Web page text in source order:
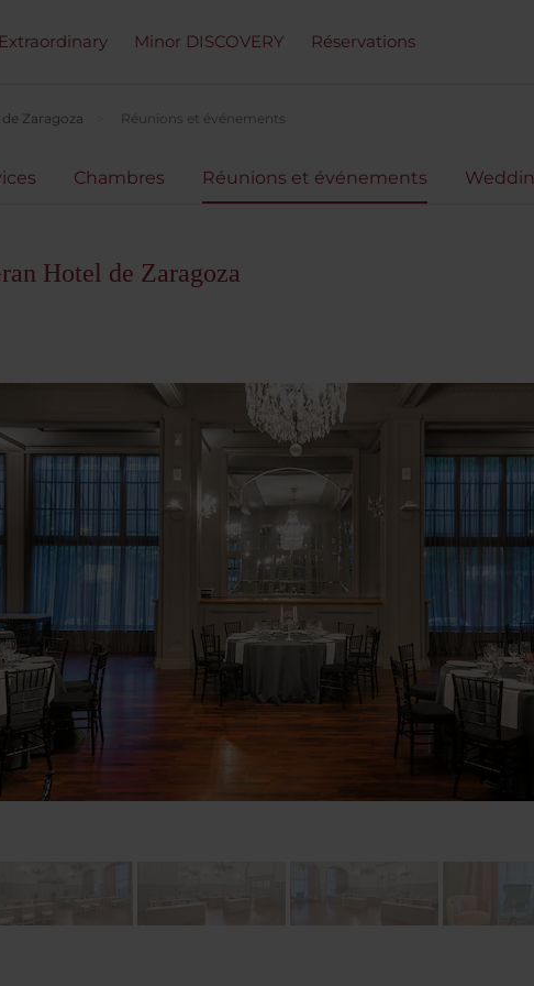
Minor DISCOVERY Réservations
Zaragoza Réunions et événements
Chambres Réunions et événements
Hotel de Zaragoza